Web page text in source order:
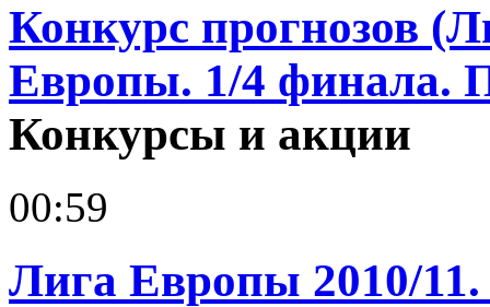
Конкурс прогнозов
Европы. 1/4 финала.
Конкурсы и акции
00:59
Лига Европы 2010/